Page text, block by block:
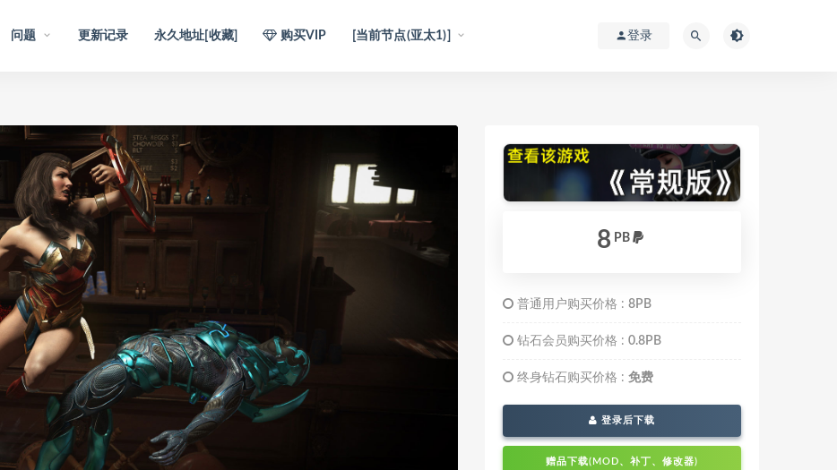
问题 更新记录 永久地址[收藏] 购买VIP [当前节点(亚太1)] 登录
8 PB
普通用户购买价格 : 8PB
钻石会员购买价格 : 0.8PB
终身钻石购买价格 : 免费
登录后下载
赠品下载(MOD、补丁、修改器)